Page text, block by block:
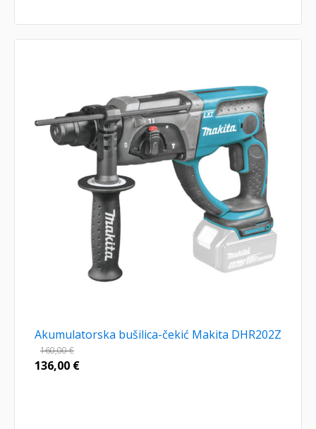
Akumulatorska bušilica-čekić Makita DHR202Z
160,00€
136,00 €